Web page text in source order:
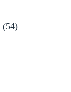
(54)